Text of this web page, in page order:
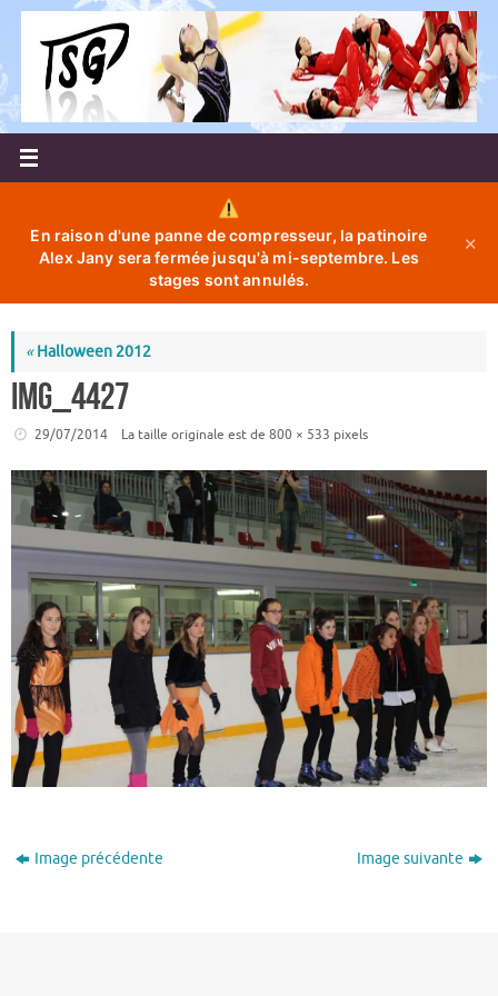
Passer
contenu
En raison d'une panne de compresseur, la patinoire
Alex Jany sera fermée jusqu'à mi-septembre. Les
stages sont annulés.
✕
«Halloween 2012
IMG_4427
29/07/2014 La taille originale est de 800 × 533 pixels
Image précédente Image suivante